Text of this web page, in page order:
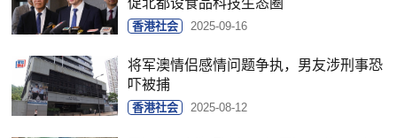
促北都设食品科技生态圈
香港社会 2025-09-16
将军澳情侣感情问题争执，男友涉刑事恐
吓被捕
香港社会 2025-08-12